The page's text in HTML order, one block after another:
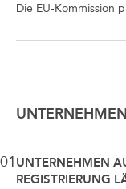
Die EU-Kommission
UNTERNEHMEN
01 UNTERNEHMEN
REGISTRIERUNG